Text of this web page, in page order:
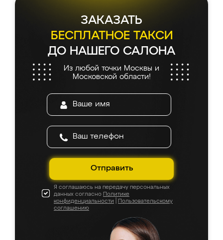
ЗАКАЗАТЬ
БЕСПЛАТНОЕ ТАКСИ
ДО НАШЕГО САЛОНА
Из любой точки Москвы и
Московской области!
Отправить
Я соглашаюсь на передачу персональных
данных согласно Политике
конфиденциальности
Пользовательскому
соглашению